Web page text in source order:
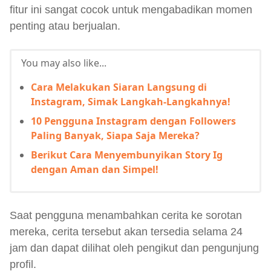
fitur ini sangat cocok untuk mengabadikan momen
penting atau berjualan.
You may also like...
Cara Melakukan Siaran Langsung di
Instagram, Simak Langkah-Langkahnya!
10 Pengguna Instagram dengan Followers
Paling Banyak, Siapa Saja Mereka?
Berikut Cara Menyembunyikan Story Ig
dengan Aman dan Simpel!
Saat pengguna menambahkan cerita ke sorotan
mereka, cerita tersebut akan tersedia selama 24
jam dan dapat dilihat oleh pengikut dan pengunjung
profil.